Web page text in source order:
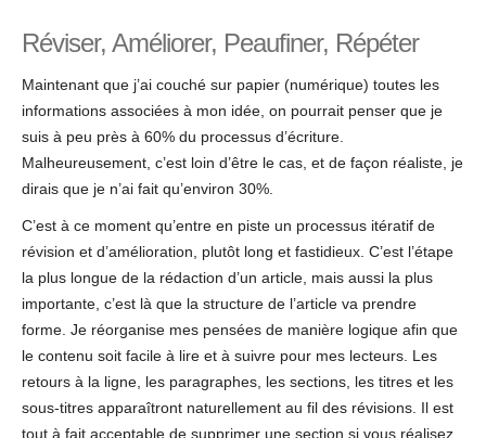
Réviser, Améliorer, Peaufiner, Répéter
Maintenant que j’ai couché sur papier (numérique) toutes les
informations associées à mon idée, on pourrait penser que je
suis à peu près à 60% du processus d’écriture.
Malheureusement, c’est loin d’être le cas, et de façon réaliste, je
dirais que je n’ai fait qu’environ 30%.
C’est à ce moment qu’entre en piste un processus itératif de
révision et d’amélioration, plutôt long et fastidieux. C’est l’étape
la plus longue de la rédaction d’un article, mais aussi la plus
importante, c’est là que la structure de l’article va prendre
forme. Je réorganise mes pensées de manière logique afin que
le contenu soit facile à lire et à suivre pour mes lecteurs. Les
retours à la ligne, les paragraphes, les sections, les titres et les
sous-titres apparaîtront naturellement au fil des révisions. Il est
tout à fait acceptable de supprimer une section si vous réalisez